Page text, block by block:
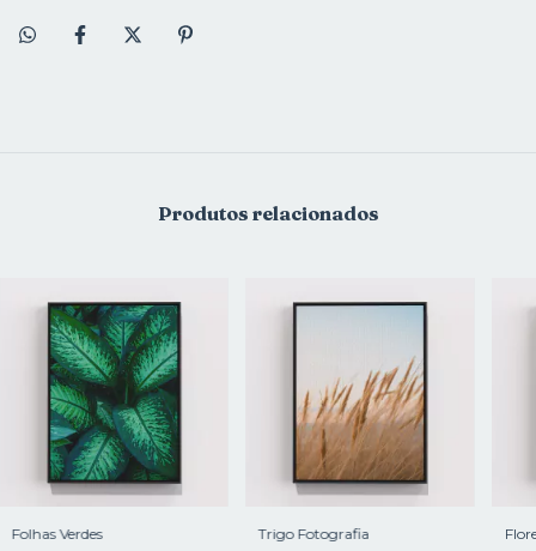
Produtos relacionados
Folhas Verdes Trigo Fotografia